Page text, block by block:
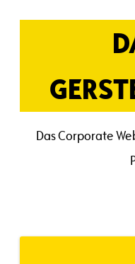
Inhalt
Das Corporate